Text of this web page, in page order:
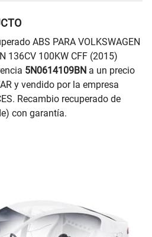
ABS PARA VOLKSWAGEN
136CV 100KW CFF (2015)
5N0614109BN a un precio
y vendido por la empresa
Recambio recuperado de
con garantía.